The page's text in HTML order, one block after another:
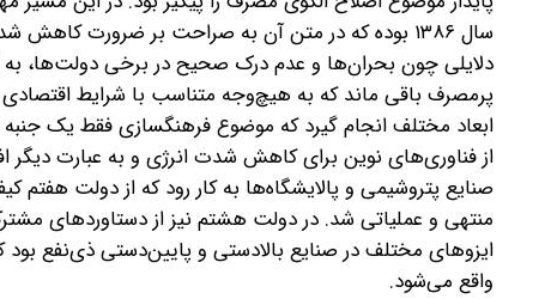
سال ۱۳۸۶ بوده که در متن آن به صراحت بر ضرورت
دلایلی چون بحران‌ها و عدم درک صحیح در برخی دولت‌ها،
پرمصرف باقی ماند که به هیچ‌وجه متناسب با شرایط اقتصادی
ابعاد مختلف انجام گیرد که موضوع فرهنگسازی فقط یک جنبه
از فناوری‌های نوین برای کاهش شدت انرژی و به عبارت دیگر
صنایع پتروشیمی و پالایشگاه‌ها به کار رود که از دولت
منتهی و عملیاتی شد. در دولت هشتم نیز از دستاوردهای
ایزوهای مختلف در صنایع بالادستی و پایین‌دستی ذی‌نفع
واقع می‌شود.